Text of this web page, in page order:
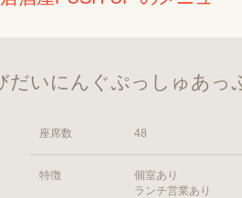
いにんぐぷっしゅあっ
座席数 48
特徴
個室あり
ランチ営業あり